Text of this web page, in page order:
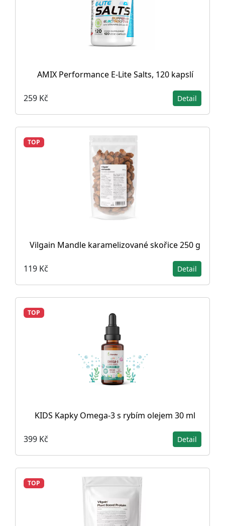
AMIX Performance E-Lite Salts, 120 kapslí
259 Kč Detail
TOP
Vilgain Mandle karamelizované skořice 250 g
119 Kč Detail
TOP
KIDS Kapky Omega-3 s rybím olejem 30 ml
399 Kč Detail
TOP